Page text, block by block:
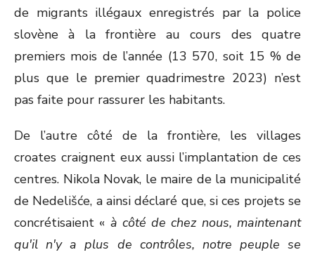
de migrants illégaux enregistrés par la police
slovène à la frontière au cours des quatre
premiers mois de l’année (13 570, soit 15 % de
plus que le premier quadrimestre 2023) n’est
pas faite pour rassurer les habitants.
De l’autre côté de la frontière, les villages
croates craignent eux aussi l’implantation de ces
centres. Nikola Novak, le maire de la municipalité
de Nedelišće, a ainsi déclaré que, si ces projets se
concrétisaient « à côté de chez nous, maintenant
qu'il n'y a plus de contrôles, notre peuple se